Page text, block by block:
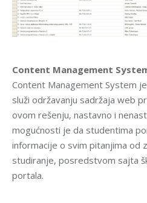
Content Management
Content Management System
služi održavanju sadržaja web
ovom rešenju, nastavno i
mogućnosti je da studentima
informacije o svim pitanjima od
studiranje, posredstvom sajta
portala.